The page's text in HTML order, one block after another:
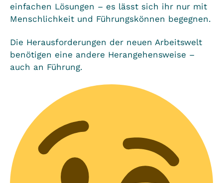
einfachen Lösungen – es lässt sich ihr nur mit
Menschlichkeit und Führungskönnen begegnen.
Die Herausforderungen der neuen Arbeitswelt
benötigen eine andere Herangehensweise –
auch an Führung.